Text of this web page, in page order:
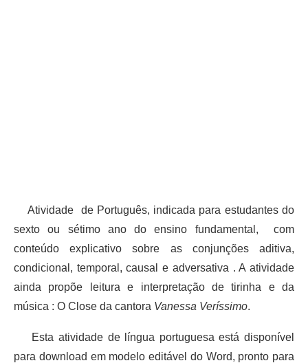
Atividade de Português, indicada para estudantes do
sexto ou sétimo ano do ensino fundamental, com
conteúdo explicativo sobre as conjunções aditiva,
condicional, temporal, causal e adversativa . A atividade
ainda propõe leitura e interpretação de tirinha e da
música : O Close da cantora Vanessa Veríssimo.
Esta atividade de língua portuguesa está disponível
para download em modelo editável do Word, pronto para